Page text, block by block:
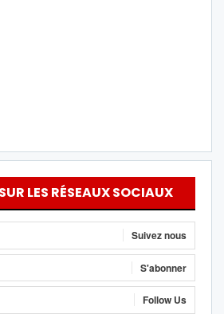
LES RÉSEAUX SOCIAUX
Suivez nous
S'abonner
Follow Us